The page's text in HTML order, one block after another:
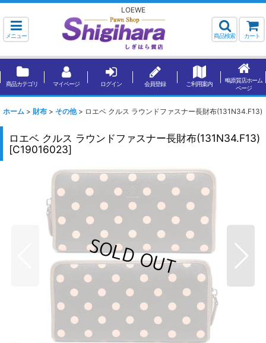
LOEWE
メニュー 商品検索 カート
商品カテゴリ マイページ ログイン 会員登録 ご利用案内
鴫原質店ホーム
ページ
ホーム > 財布 > その他 > ロエベ クルス ラウンドファスナー長財布(131N34.F13)
ロエベ クルス ラウンドファスナー長財布(131N34.F13)
[C19016023]